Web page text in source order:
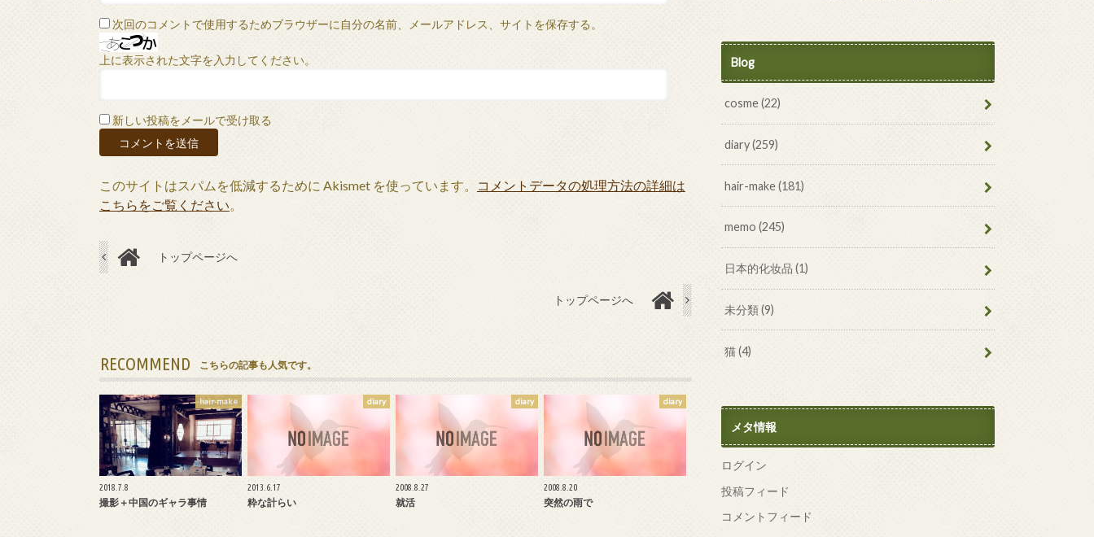
次回のコメントで使用するためブラウザーに自分の名前、メールアドレス、サイトを保存する。
上に表示された文字を入力してください。
新しい投稿をメールで受け取る
このサイトはスパムを低減するために Akismet を使っています。
コメントデータの処理方法の詳細は
こちらをご覧ください。
トップページへ
トップページへ
RECOMMEND こちらの記事も人気です。
hair-make
2018.7.8
撮影＋中国のギャラ事情
diary
2013.6.17
粋な計らい
diary
2008.8.27
就活
diary
2008.8.20
突然の雨で
Blog
cosme(22)
diary(259)
hair-make(181)
memo(245)
日本的化妆品(1)
未分類(9)
猫(4)
メタ情報
ログイン
投稿フィード
コメントフィード